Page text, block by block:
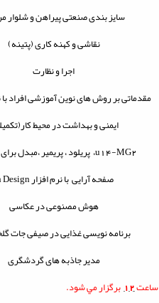
سایز بندی صنعتی پیراهن و شلوار
نقاشی و کهنه کاری (پتینه)
اجرا و نظارت
مقدماتی بر روش های نوین آموزشی افراد با
ایمنی و بهداشت در محیط
u14-MG2، پریلود ، پریمیر ،مبدل
صفحه آرایی با نرم افزار
هوش مصنوعی در عکاسی
برنامه نویسی غذایی در صیفی جات
مدیر جاذبه های گردشگری
ساعت12برگزار مي شود.